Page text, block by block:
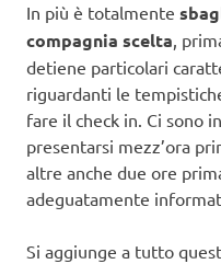
In più è totalmente
compagnia scelta,
detiene particolari
riguardanti le
fare il check in. Ci sono
presentarsi mezz’ora
altre anche due ore
adeguatamente
Si aggiunge a tutto